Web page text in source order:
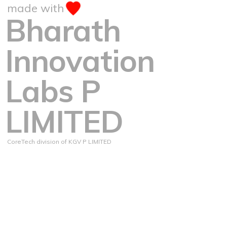
made with
Bharath
Innovation
Labs P
LIMITED
CoreTech division of KGV P LIMITED